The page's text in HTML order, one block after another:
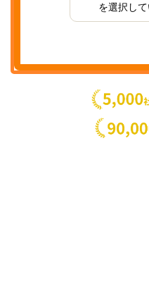
を選択して